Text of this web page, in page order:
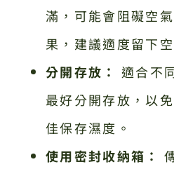
滿，可能會阻礙空
果，建議適度留下空
分開存放：
適合不
最好分開存放，以
佳保存濕度。
使用密封收納箱：